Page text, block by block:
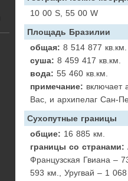
10 00 S, 55 00 W
Площадь Бразилии
общая: 8 514 877 кв.км.
суша: 8 459 417 кв.км.
вода: 55 460 кв.км.
примечание: включает
Вас, и архипелаг Сан-
Сухопутные границы
общие: 16 885 км.
границы со странами:
Французская Гвиана –
593 км., Уругвай – 1